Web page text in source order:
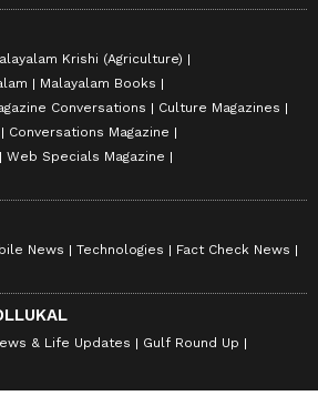
Krishi (Agriculture)
Malayalam Books
Conversations
Culture Magazines
Conversations Magazine
Web Specials Magazine
News Technologies
Fact Check News
& Life Updates
Gulf Round Up